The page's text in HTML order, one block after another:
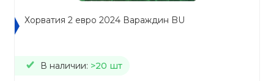
Хорватия 2 евро 2024 Вараждин BU
В наличии: >20 шт